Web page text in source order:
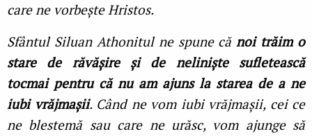
care ne vorbește Hristos.
Sfântul Siluan Athonitul ne spune cănoi trăim o
stare de răvășire și de neliniște sufletească
tocmai pentru că nu am ajuns la starea de a ne
iubi vrăjmașii. Când ne vom iubi vrăjmașii, cei ce
ne blestemă sau care ne urăsc, vom ajunge să